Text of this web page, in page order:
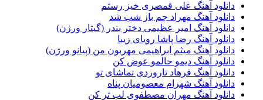
دانلود آهنگ علی قمصری خیز رستم
دانلود آهنگ مهراد جم باز شب شد
دانلود آهنگ امیر عظیمی دختر بندر (گیتار ورژن)
دانلود آهنگ رضا پاشا رویای زیبا
دانلود آهنگ میثم ابراهیمی مهربون من (پیانو ورژن)
دانلود آهنگ دیمو حالمو عوض کن
دانلود آهنگ فرهاد تاروردی تماشای تو
دانلود آهنگ شهرام معصومیان پناه
دانلود آهنگ مهران مصطفوی لب تر کن